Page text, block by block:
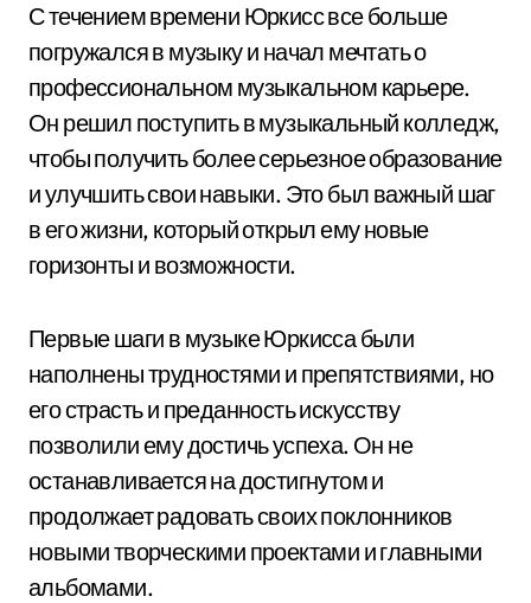
С течением времени Юркисс все больше
погружался в музыку и начал мечтать о
профессиональном музыкальном карьере.
Он решил поступить в музыкальный колледж,
чтобы получить более серьезное образование
и улучшить свои навыки. Это был важный шаг
в его жизни, который открыл ему новые
горизонты и возможности.
Первые шаги в музыке Юркисса были
наполнены трудностями и препятствиями, но
его страсть и преданность искусству
позволили ему достичь успеха. Он не
останавливается на достигнутом и
продолжает радовать своих поклонников
новыми творческими проектами и главными
альбомами.